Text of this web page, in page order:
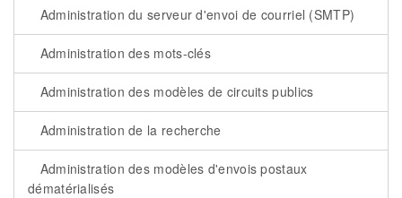
Administration du serveur d'envoi de courriel (SMTP)
Administration des mots-clés
Administration des modèles de circuits publics
Administration de la recherche
Administration des modèles d'envois postaux
dématérialisés